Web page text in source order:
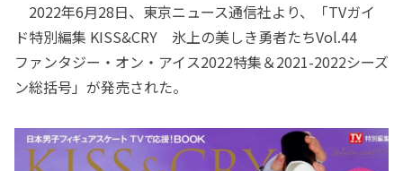
2022年6月28日、東京ニュース通信社より、「TVガイ
ド特別編集 KISS&CRY 氷上の美しき勇者たちVol.44
ファンタジー・オン・アイス2022特集＆2021-2022シーズ
ン総括号」が発売された。